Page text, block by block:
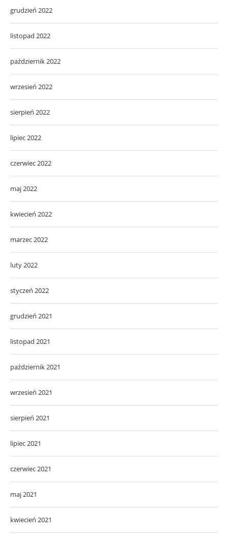
grudzień 2022
listopad 2022
październik 2022
wrzesień 2022
sierpień 2022
lipiec 2022
czerwiec 2022
maj 2022
kwiecień 2022
marzec 2022
luty 2022
styczeń 2022
grudzień 2021
listopad 2021
październik 2021
wrzesień 2021
sierpień 2021
lipiec 2021
czerwiec 2021
maj 2021
kwiecień 2021